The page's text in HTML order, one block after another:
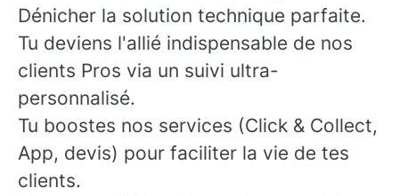
Dénicher la solution technique parfaite.
Tu deviens l'allié indispensable de nos
clients Pros via un suivi ultra-
personnalisé.
Tu boostes nos services (Click & Collect,
App, devis) pour faciliter la vie de tes
clients.